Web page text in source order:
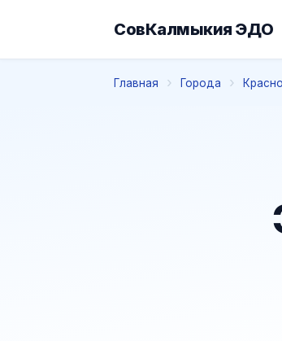
СовКалмыкия ЭДО
Главная Города